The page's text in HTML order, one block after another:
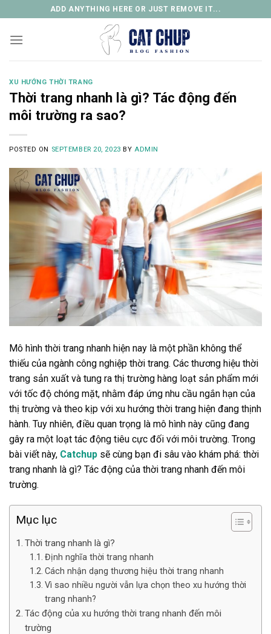
to
content
ADD ANYTHING HERE OR JUST REMOVE IT...
XU HƯỚNG THỜI TRANG
Thời trang nhanh là gì? Tác động đến
môi trường ra sao?
POSTED ON SEPTEMBER 20, 2023 BY ADMIN
Mô hình thời trang nhanh hiện nay là một phần không thể
thiếu của ngành công nghiệp thời trang. Các thương hiệu thời
trang sản xuất và tung ra thị trường hàng loạt sản phẩm mới
với tốc độ chóng mặt, nhằm đáp ứng nhu cầu ngắn hạn của
thị trường và theo kịp với xu hướng thời trang hiện đang thịnh
hành. Tuy nhiên, điều quan trọng là mô hình này cũng đang
gây ra một loạt tác động tiêu cực đối với môi trường. Trong
bài viết này, Catchup sẽ cùng bạn đi sâu vào khám phá: thời
trang nhanh là gì? Tác động của thời trang nhanh đến môi
trường.
Mục lục
Thời trang nhanh là gì?
Định nghĩa thời trang nhanh
Cách nhận dạng thương hiệu thời trang nhanh
Vì sao nhiều người vẫn lựa chọn theo xu hướng thời
trang nhanh?
Tác động của xu hướng thời trang nhanh đến môi
trường